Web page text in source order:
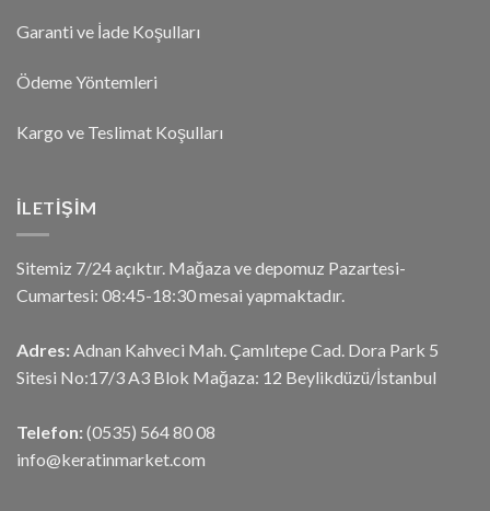
Garanti ve İade Koşulları
Ödeme Yöntemleri
Kargo ve Teslimat Koşulları
İLETIŞIM
Sitemiz 7/24 açıktır. Mağaza ve depomuz Pazartesi-
Cumartesi: 08:45-18:30 mesai yapmaktadır.
Adres: Adnan Kahveci Mah. Çamlıtepe Cad. Dora Park 5
Sitesi No:17/3 A3 Blok Mağaza: 12 Beylikdüzü/İstanbul
Telefon: (0535) 564 80 08
info@keratinmarket.com